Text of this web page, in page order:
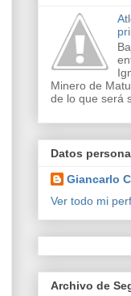
Minero de
de lo que será
Datos
Giancarlo
Ver todo mi
Archivo de